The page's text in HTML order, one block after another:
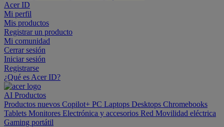
Acer ID
Mi perfil
Mis productos
Registrar un producto
Mi comunidad
Cerrar sesión
Iniciar sesión
Registrarse
¿Qué es Acer ID?
AI Productos
Productos nuevos Copilot+ PC Laptops Desktops Chromebooks
Tablets Monitores Electrónica y accesorios Red Movilidad eléctrica
Gaming portátil